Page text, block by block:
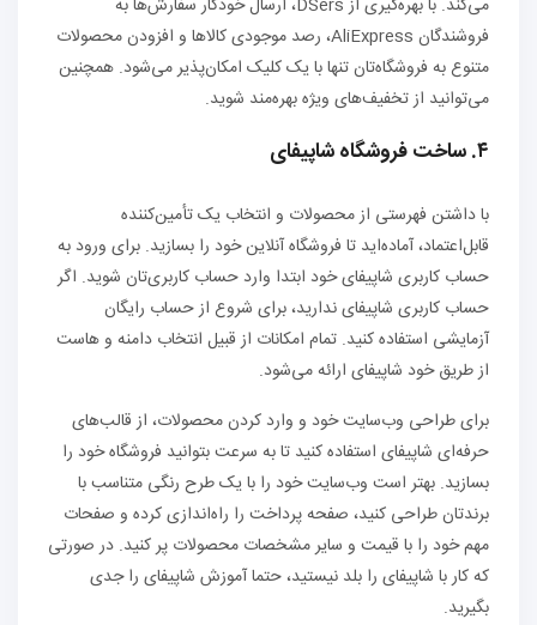
می‌کند. با بهره‌گیری از DSers، ارسال خودکار سفارش‌ها به
فروشندگان AliExpress، رصد موجودی کالاها و افزودن محصولات
متنوع به فروشگاه‌تان تنها با یک کلیک امکان‌پذیر می‌شود. همچنین
می‌توانید از تخفیف‌های ویژه بهره‌مند شوید.
۴. ساخت فروشگاه شاپیفای
با داشتن فهرستی از محصولات و انتخاب یک تأمین‌کننده
قابل‌اعتماد، آماده‌اید تا فروشگاه آنلاین خود را بسازید. برای ورود به
حساب کاربری شاپیفای خود ابتدا وارد حساب کاربری‌تان شوید. اگر
حساب کاربری شاپیفای ندارید، برای شروع از حساب رایگان
آزمایشی استفاده کنید. تمام امکانات از قبیل انتخاب دامنه و هاست
از طریق خود شاپیفای ارائه می‌شود.
برای طراحی وب‌سایت خود و وارد کردن محصولات، از قالب‌های
حرفه‌ای شاپیفای استفاده کنید تا به سرعت بتوانید فروشگاه خود را
بسازید. بهتر است وب‌سایت خود را با یک طرح رنگی متناسب با
برندتان طراحی کنید، صفحه پرداخت را راه‌اندازی کرده و صفحات
مهم خود را با قیمت و سایر مشخصات محصولات پر کنید. در صورتی
که کار با شاپیفای را بلد نیستید، حتما آموزش شاپیفای را جدی
بگیرید.